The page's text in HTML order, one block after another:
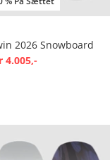
2026 Snowboard
4.005,-